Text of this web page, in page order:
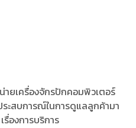
ายเครื่องจักรปักคอมพิวเตอร์
ะสบการณ์ในการดูแลลูกค้ามา
องการบริการ